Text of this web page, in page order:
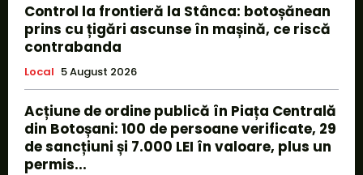
Control la frontieră la Stânca: botoșănean
prins cu țigări ascunse în mașină, ce riscă
contrabanda
Local 5 August 2026
Acțiune de ordine publică în Piața Centrală
din Botoșani: 100 de persoane verificate, 29
de sancțiuni și 7.000 LEI în valoare, plus un
permis...